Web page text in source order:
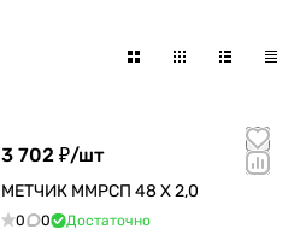
3 702 ₽/шт
МЕТЧИК ММРСП 48 Х 2,0
0 0 Достаточно